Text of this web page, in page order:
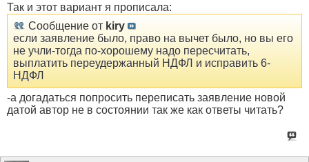
Так и этот вариант я прописала:
Сообщение от kiry
если заявление было, право на вычет было, но вы его
не учли-тогда по-хорошему надо пересчитать,
выплатить переудержанный НДФЛ и исправить 6-
НДФЛ
-а догадаться попросить переписать заявление новой
датой автор не в состоянии так же как ответы читать?